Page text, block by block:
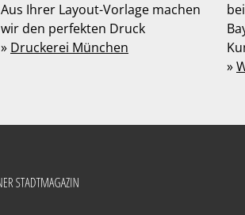
Aus Ihrer Layout-Vorlage machen
wir den perfekten Druck
» Druckerei München
»